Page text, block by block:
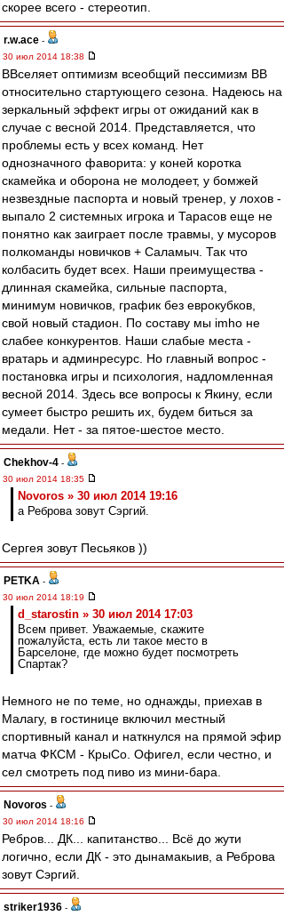
скорее всего - стереотип.
r.w.ace -
30 июл 2014 18:38
ВВселяет оптимизм всеобщий пессимизм ВВ
относительно стартующего сезона. Надеюсь на
зеркальный эффект игры от ожиданий как в
случае с весной 2014. Представляется, что
проблемы есть у всех команд. Нет
однозначного фаворита: у коней коротка
скамейка и оборона не молодеет, у бомжей
незвездные паспорта и новый тренер, у лохов -
выпало 2 системных игрока и Тарасов еще не
понятно как заиграет после травмы, у мусоров
полкоманды новичков + Саламыч. Так что
колбасить будет всех. Наши преимущества -
длинная скамейка, сильные паспорта,
минимум новичков, график без еврокубков,
свой новый стадион. По составу мы imho не
слабее конкурентов. Наши слабые места -
вратарь и админресурс. Но главный вопрос -
постановка игры и психология, надломленная
весной 2014. Здесь все вопросы к Якину, если
сумеет быстро решить их, будем биться за
медали. Нет - за пятое-шестое место.
Chekhov-4 -
30 июл 2014 18:35
Novoros » 30 июл 2014 19:16
а Реброва зовут Сэргий.
Сергея зовут Песьяков ))
PETKA -
30 июл 2014 18:19
d_starostin » 30 июл 2014 17:03
Всем привет. Уважаемые, скажите
пожалуйста, есть ли такое место в
Барселоне, где можно будет посмотреть
Спартак?
Немного не по теме, но однажды, приехав в
Малагу, в гостинице включил местный
спортивный канал и наткнулся на прямой эфир
матча ФКСМ - КрыСо. Офигел, если честно, и
сел смотреть под пиво из мини-бара.
Novoros -
30 июл 2014 18:16
Ребров... ДК... капитанство... Всё до жути
логично, если ДК - это дынамакыив, а Реброва
зовут Сэргий.
striker1936 -